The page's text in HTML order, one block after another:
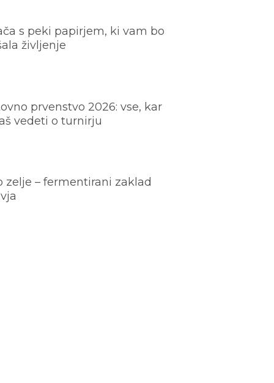
s peki papirjem, ki vam bo
življenje
prvenstvo 2026: vse, kar
vedeti o turnirju
zelje – fermentirani zaklad